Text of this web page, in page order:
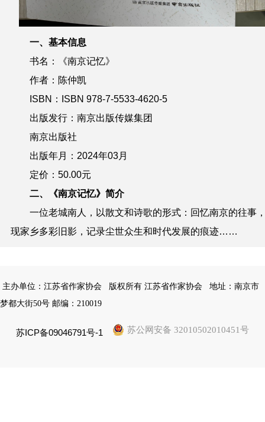
一、基本信息
书名：《南京记忆》
作者：陈仲凯
ISBN：ISBN 978-7-5533-4620-5
出版发行 ：南京出版传媒集团
南京出版社
出版年月：2024年03月
定价： 50.00元
二、《南京记忆》简介
一位老城南人，以散文和诗歌的形式：回忆南京的往事
现家乡多彩旧影，记录尘世众生和时代发展的痕迹……
主办单位：江苏省作家协会 版权所有 江苏省作家协会
地址：南京市
梦都大街50号 邮编：210019
苏ICP备09046791号-1 苏公网安备 32010502010451号